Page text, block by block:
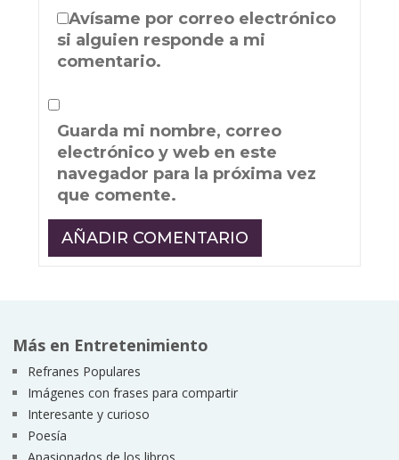
Avísame por correo electrónico
si alguien responde a mi
comentario.
Guarda mi nombre, correo
electrónico y web en este
navegador para la próxima vez
que comente.
Más en Entretenimiento
Refranes Populares
Imágenes con frases para compartir
Interesante y curioso
Poesía